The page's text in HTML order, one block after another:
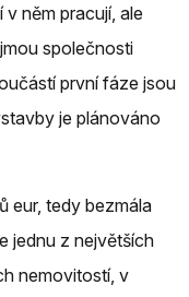
něm pracují, ale
společnosti
první fáze jsou
je plánováno
eur, tedy bezmála
jednu z největších
nemovitostí, v